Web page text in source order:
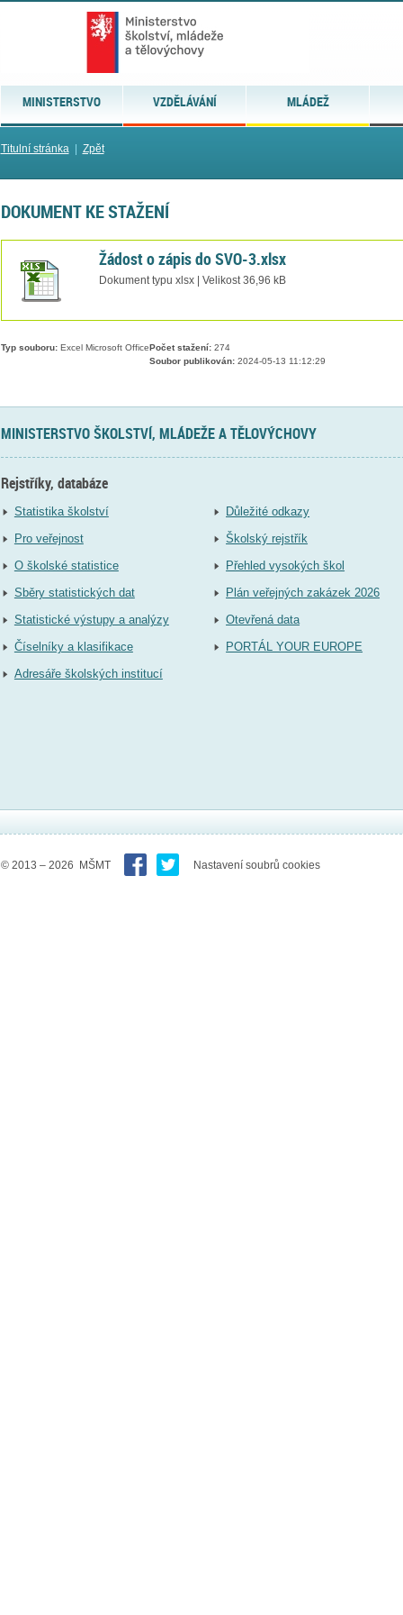
MINISTERSTVO VZDĚLÁVÁNÍ MLÁDEŽ
Titulní stránka| Zpět
DOKUMENT KE STAŽENÍ
Žádost o zápis do SVO-3.xlsx
Dokument typu xlsx | Velikost 36,96 kB
Typ souboru:Excel Microsoft Office Počet stažení:274
Soubor publikován:2024-05-13 11:12:29
MINISTERSTVO ŠKOLSTVÍ, MLÁDEŽE A TĚLOVÝCHOVY
Rejstříky, databáze
Statistika školství
Pro veřejnost
O školské statistice
Sběry statistických dat
Statistické výstupy a analýzy
Číselníky a klasifikace
Adresáře školských institucí
Důležité odkazy
Školský rejstřík
Přehled vysokých škol
Plán veřejných zakázek 2026
Otevřená data
PORTÁL YOUR EUROPE
© 2013 – 2026 MŠMT Nastavení soubrů cookies